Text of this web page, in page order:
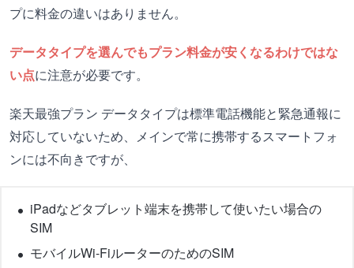
プに料金の違いはありません。
データタイプを選んでもプラン料金が安くなるわけではな
い点に注意が必要です。
楽天最強プラン データタイプは標準電話機能と緊急通報に
対応していないため、メインで常に携帯するスマートフォ
ンには不向きですが、
iPadなどタブレット端末を携帯して使いたい場合の
SIM
モバイルWi-FiルーターのためのSIM